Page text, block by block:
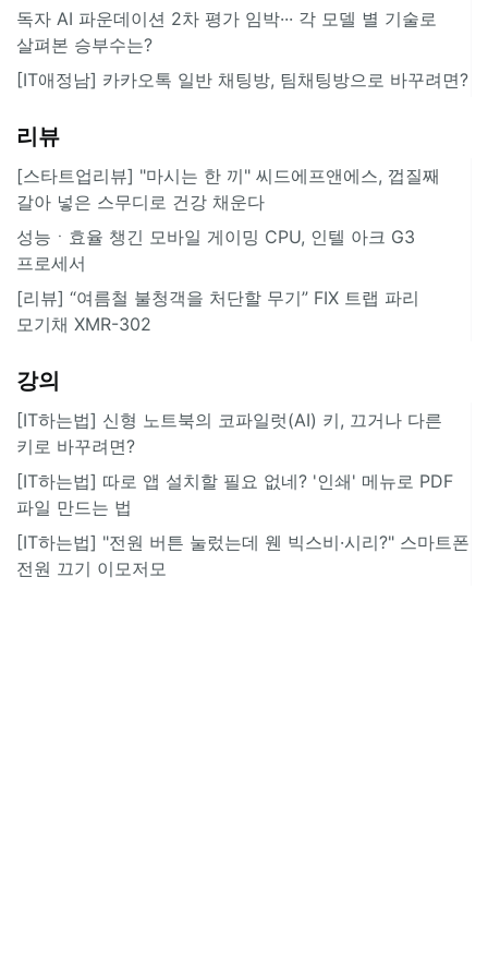
독자 AI 파운데이션 2차 평가 임박··· 각 모델 별 기술로
살펴본 승부수는?
[IT애정남] 카카오톡 일반 채팅방, 팀채팅방으로 바꾸려면?
리뷰
[스타트업리뷰] "마시는 한 끼" 씨드에프앤에스, 껍질째
갈아 넣은 스무디로 건강 채운다
성능ㆍ효율 챙긴 모바일 게이밍 CPU, 인텔 아크 G3
프로세서
[리뷰] “여름철 불청객을 처단할 무기” FIX 트랩 파리
모기채 XMR-302
강의
[IT하는법] 신형 노트북의 코파일럿(AI) 키, 끄거나 다른
키로 바꾸려면?
[IT하는법] 따로 앱 설치할 필요 없네? '인쇄' 메뉴로 PDF
파일 만드는 법
[IT하는법] "전원 버튼 눌렀는데 웬 빅스비·시리?" 스마트폰
전원 끄기 이모저모